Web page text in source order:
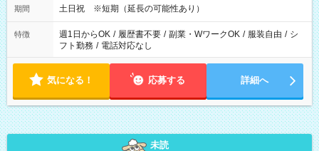
期間 土日祝 ※短期（延長の可能性あり）
特徴 週1日からOK / 履歴書不要 / 副業・WワークOK / 服装自由 / シ
フト勤務 / 電話対応なし
気になる！ 応募する 詳細へ
未読